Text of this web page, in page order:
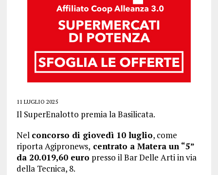
11 LUGLIO 2025
Il SuperEnalotto premia la Basilicata.
Nel concorso di giovedì 10 luglio, come
riporta Agipronews, centrato a Matera un “5”
da 20.019,60 euro presso il Bar Delle Arti in via
della Tecnica, 8.